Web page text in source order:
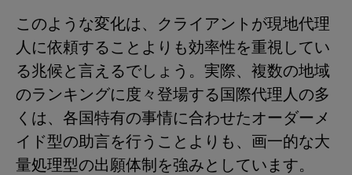
このような変化は、クライアントが現地代理
人に依頼することよりも効率性を重視してい
る兆候と言えるでしょう。実際、複数の地域
のランキングに度々登場する国際代理人の多
くは、各国特有の事情に合わせたオーダーメ
イド型の助言を行うことよりも、画一的な大
量処理型の出願体制を強みとしています。